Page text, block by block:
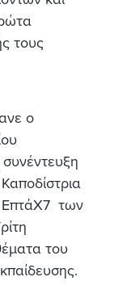
τους
ο
ΕπτάΧ7 των
του